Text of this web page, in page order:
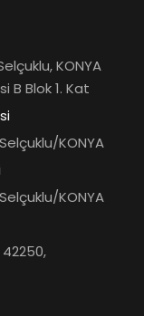
KONYA
B Blok 1. Kat
KONYA
KONYA
42250,